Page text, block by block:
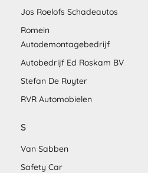
Jos Roelofs Schadeautos
Romein
Autodemontagebedrijf
Autobedrijf Ed Roskam BV
Stefan De Ruyter
RVR Automobielen
S
Van Sabben
Safety Car